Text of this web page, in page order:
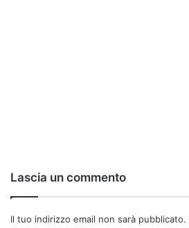
Lascia un commento
Il tuo indirizzo email non sarà pubblicato.